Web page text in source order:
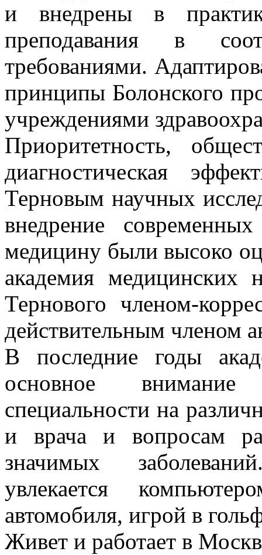
и внедрены в
преподавания в
требованиями.
принципы Болонского
учреждениями
Приоритетность,
диагностическая
Терновым научных
внедрение
медицину были высоко
академия медицинских
Тернового членом-
действительным членом
В последние годы
основное внимание
специальности на
и врача и вопросам
значимых
увлекается
автомобиля, игрой в
Живет и работает в